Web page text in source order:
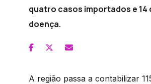
quatro casos importados e 14
doença.
A região passa a contabilizar